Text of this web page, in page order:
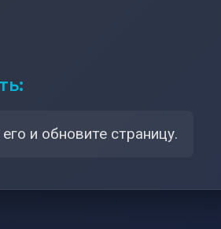
и обновите страницу.